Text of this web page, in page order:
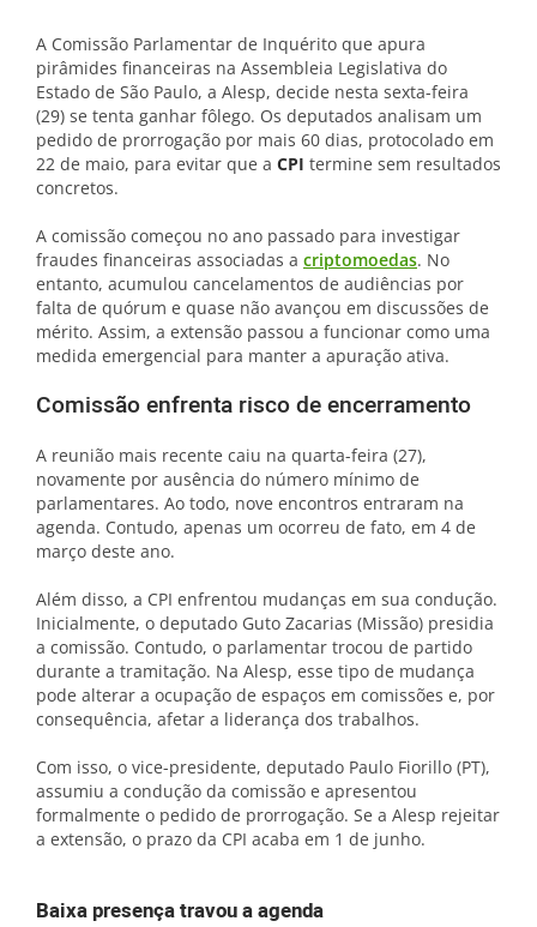
A Comissão Parlamentar de Inquérito que apura
pirâmides financeiras na Assembleia Legislativa do
Estado de São Paulo, a Alesp, decide nesta sexta-feira
(29) se tenta ganhar fôlego. Os deputados analisam um
pedido de prorrogação por mais 60 dias, protocolado em
22 de maio, para evitar que a CPI termine sem resultados
concretos.
A comissão começou no ano passado para investigar
fraudes financeiras associadas a criptomoedas. No
entanto, acumulou cancelamentos de audiências por
falta de quórum e quase não avançou em discussões de
mérito. Assim, a extensão passou a funcionar como uma
medida emergencial para manter a apuração ativa.
Comissão enfrenta risco de encerramento
A reunião mais recente caiu na quarta-feira (27),
novamente por ausência do número mínimo de
parlamentares. Ao todo, nove encontros entraram na
agenda. Contudo, apenas um ocorreu de fato, em 4 de
março deste ano.
Além disso, a CPI enfrentou mudanças em sua condução.
Inicialmente, o deputado Guto Zacarias (Missão) presidia
a comissão. Contudo, o parlamentar trocou de partido
durante a tramitação. Na Alesp, esse tipo de mudança
pode alterar a ocupação de espaços em comissões e, por
consequência, afetar a liderança dos trabalhos.
Com isso, o vice-presidente, deputado Paulo Fiorillo (PT),
assumiu a condução da comissão e apresentou
formalmente o pedido de prorrogação. Se a Alesp rejeitar
a extensão, o prazo da CPI acaba em 1 de junho.
Baixa presença travou a agenda